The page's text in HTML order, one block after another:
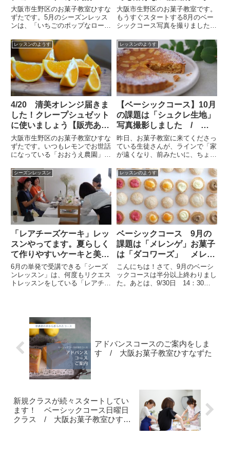
入 / 大阪 お菓子教室
ひすなずた
大阪市生野区のお菓子教室ひすな
ずたです。5月のシーズンレッス
ンは、「いちごのポップなロール
（少し残席あります）詳しくはこ
ちら★レモンケーキでは、レモン
コーティングチョコレートを使い
ます。1単位12こで、チョコレ
ー...
をアップします / 大
阪・天王寺・なんばお菓子
教室
大阪市生野区のお菓子教室です。
もうすぐスタートする8月のベー
シックコース写真を撮りましたの
ない凝固剤。アガーを使います。
アガーは、使い方を知ると使い勝
手のよい材料です。知らない人は
知らない。知っている人は知っ
て...
レッスンのようす
4/20 清美オレンジ届きま
した！クレープシュゼット
に使いましょう【販売あ
り】 / 大阪市お菓子教
室ひすなずた
大阪市生野区のお菓子教室ひすな
ずたです。いつもレモンでお世話
になっている「おおうえ農園」さ
とお願いします。4/23月に「いち
ごのカトルカール＆クレープシュ
ゼット」のためです。（満席で
す）大上さんのところは、無農...
レッスンのようす
【ベーシックコース】10月
の課題は「シュクレ生地」
写真撮影しました / 大
阪・天王寺・なんばお菓子
教室ひすなずた
昨日、お菓子教室に来てくださっ
ている生徒さんが、ラインで「家
が遠くなり、前みたいに、ちょこ
ひすなずたは、私の癒しの場所で
す♡ いろんなことを体験させて
もらったり、新たな楽しさを知っ
たり・・これからも楽しみにし
て...
シーズンレッスン
「レアチーズケーキ」レッ
スンやってます。夏らしく
て作りやすいケーキと美味
しいおしゃれランチ！/大
阪・東京・さいたまお菓子
教室ひすなずた
6月の単発で受講できる「シーズ
ンレッスン」は、何度もリクエス
トレッスンをしている「レアチー
ンが効いたクリームチーズの味。
（生徒さんが作成）私がデコレ
レッスンのようす
ベーシックコース 9月の
課題は「メレンゲ」お菓子
は「ダコワーズ」 メレン
ゲを立てる原因と失敗も解
説します/大阪・天王寺・
なんばお菓子教室ひすなず
こんにちは！さて、9月のベーシ
ックコースは半分以上終わりまし
た。あとは、9/30日 14：30
アドバンスコースのご案内をしま
す / 大阪お菓子教室ひすなずた
新規クラスが続々スタートしてい
ます！ ベーシックコース日曜日
クラス / 大阪お菓子教室ひすな